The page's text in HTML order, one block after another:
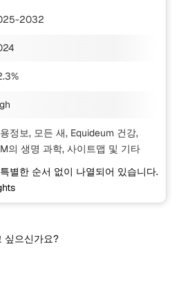
2032
정보, 모든 새, Equideum 건강,
의 생명 과학, 사이트맵 및 기타
별한 순서 없이 나열되어 있습니다.
싶으신가요?